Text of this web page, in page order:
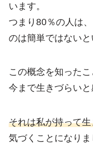
います。
つまり80％の人は
のは簡単ではないと
この概念を知ったこ
今まで生きづらいと
それは私が持って
気づくことになりま